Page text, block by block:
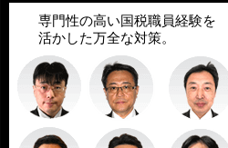
専門性の高い国税職員経験を
活かした万全な対策。